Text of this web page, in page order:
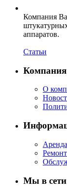
Компания
аппаратов.
Статьи
Компания
О
Аренда
Ремонт
Мы в сети